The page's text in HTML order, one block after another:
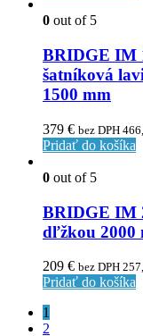
0 out of 5
BRIDGE IM
šatníková
1500 mm
379 € bez DPH
Pridať do košíka
0 out of 5
BRIDGE IM
dľžkou 2000
209 € bez DPH
Pridať do košíka
1
2